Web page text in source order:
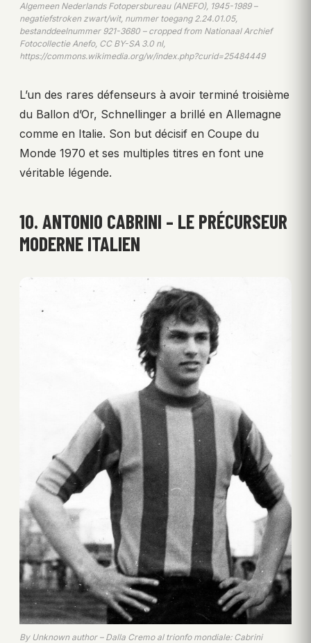
Algemeen Nederlands Fotopersbureau (ANEFO), 1945-1989 –
negatiefstroken zwart/wit, nummer toegang 2.24.01.05,
bestanddeelnummer 921-3680 – cropped from Nationaal Archief
Fotocollectie Anefo, CC BY-SA 3.0 nl,
https://commons.wikimedia.org/w/index.php?curid=25484449
L’un des rares défenseurs à avoir terminé troisième
du Ballon d’Or, Schnellinger a brillé en Allemagne
comme en Italie. Son but décisif en Coupe du
Monde 1970 et ses multiples titres en font une
véritable légende.
10. ANTONIO CABRINI – LE PRÉCURSEUR
MODERNE ITALIEN
By Unknown author – Dalla Cremo al trionfo mondiale: Cabrini